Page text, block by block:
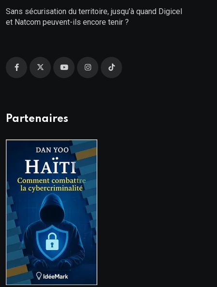
Sans sécurisation du territoire, jusqu’à quand Digicel
et Natcom peuvent-ils encore tenir ?
Partenaires